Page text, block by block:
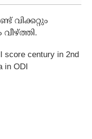
വിക്കറ്റും
score century in 2nd
in ODI